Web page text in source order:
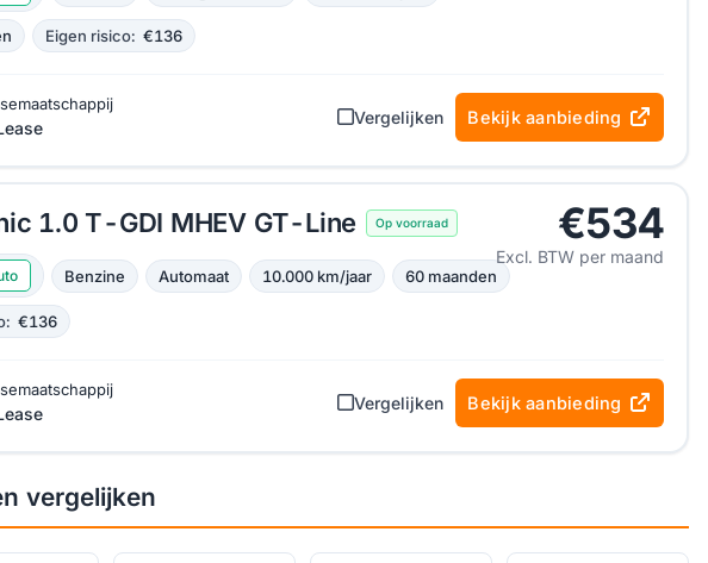
Eigen risico: €136
Vergelijken Bekijk aanbieding
1.0 T-GDI MHEV GT-Line Op voorraad €534
Excl. BTW per maand
Benzine Automaat 10.000 km/jaar 60 maanden
€136
Vergelijken Bekijk aanbieding
vergelijken